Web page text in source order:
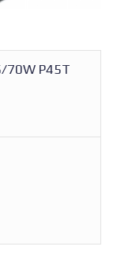
P45T